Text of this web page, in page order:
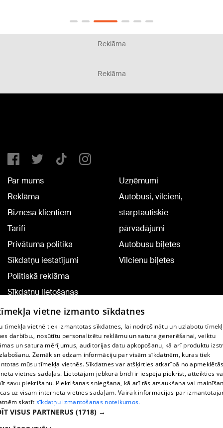
Reklāma
Reklāma
Par mums
Reklāma
Biznesa klientiem
Tarifi
Privātuma politika
Sīkdatņu iestatījumi
Politiskā reklāma
Sīkdatņu lietošanas
noteikumi
Komentāru pievienošana
Uzņēmumi
Autobusi, vilcieni,
starptautiskie
pārvadājumi
Autobusu biļetes
Vilcienu biļetes
TV programma
Līguma noteikumi
360 Ziņu kontakti
Helio Media
Portāla palīdzības dienests: e-pasts -
vietne izmanto sīkdatnes
tīmekļa vietnē tiek izmantotas sīkdatnes, lai nodrošinātu un uzlabotu
darbību., nosūtītu personalizētu reklāmu un satura ģenerēšanai, veiktu
un satura mērījumus, auditorijas datu apkopošanu, kā arī produktu
Zemāk sniedzam informāciju par visām sīkdatnēm, kuras tiek
mūsu tīmekļa vietnēs. Sīkdatnes var atšķirties atkarībā no
vietnes sadaļas. Lietotājam jebkurā brīdī ir iespēja piekrist, atteikties
savu piekrišanu. Piekrišanas sniegšana, kā arī tās atsaukšana vai
uz visām interneta vietnes sadaļām. Vairāk informācijas par
skatīt sīkdatņu izmantošanas noteikumos.
VISUS PARTNERUS (1718) →